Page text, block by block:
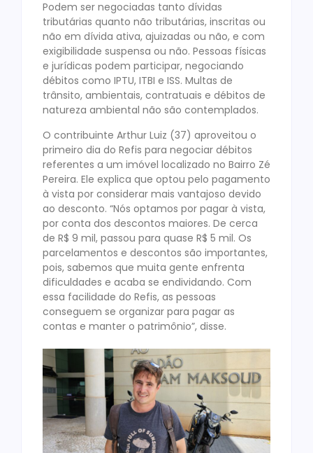
Podem ser negociadas tanto dívidas
tributárias quanto não tributárias, inscritas ou
não em dívida ativa, ajuizadas ou não, e com
exigibilidade suspensa ou não. Pessoas físicas
e jurídicas podem participar, negociando
débitos como IPTU, ITBI e ISS. Multas de
trânsito, ambientais, contratuais e débitos de
natureza ambiental não são contemplados.
O contribuinte Arthur Luiz (37) aproveitou o
primeiro dia do Refis para negociar débitos
referentes a um imóvel localizado no Bairro Zé
Pereira. Ele explica que optou pelo pagamento
à vista por considerar mais vantajoso devido
ao desconto. “Nós optamos por pagar à vista,
por conta dos descontos maiores. De cerca
de R$ 9 mil, passou para quase R$ 5 mil. Os
parcelamentos e descontos são importantes,
pois, sabemos que muita gente enfrenta
dificuldades e acaba se endividando. Com
essa facilidade do Refis, as pessoas
conseguem se organizar para pagar as
contas e manter o patrimônio”, disse.